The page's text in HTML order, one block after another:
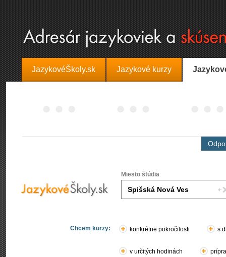
JazykovéŠkoly.sk Jazykové kurzy
Miesto štúdia
Chcem kurzy: konkrétne pokročilosti s
v určitých hodinách